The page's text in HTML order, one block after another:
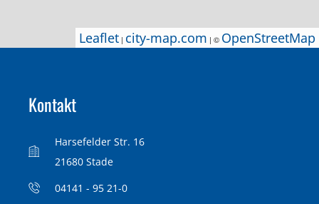
Leaflet | city-map.com | © OpenStreetMap
Leaflet | city-map.com | © OpenStreetMap
Kontakt
Harsefelder Str. 16
21680 Stade
04141 - 95 21-0